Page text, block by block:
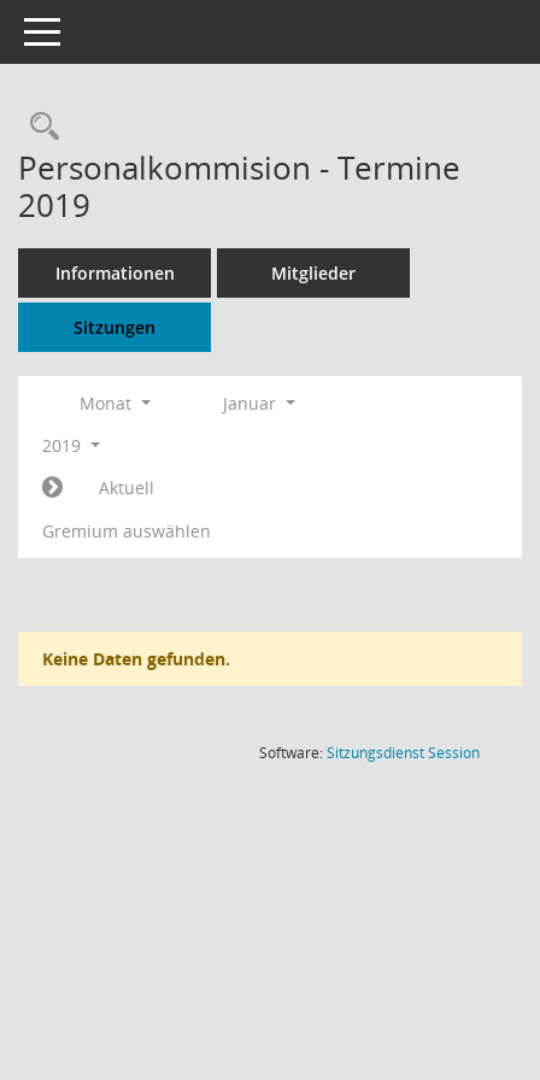
Toggle navigation
Rechercheauswahl
Personalkommision - Termine
2019
Informationen Mitglieder
Sitzungen
Monat
Januar
2019
Aktuell
Gremium auswählen
Keine Daten gefunden.
Software:SitzungsdienstSession(Wird in